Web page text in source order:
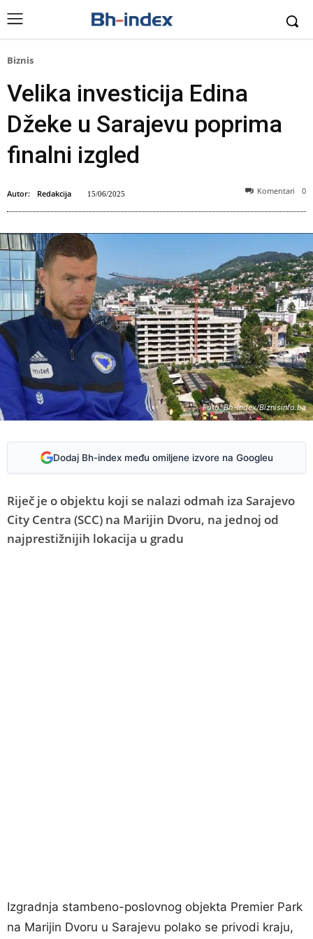
Biznis
Velika investicija Edina
Džeke u Sarajevu poprima
finalni izgled
Autor: Redakcija 15/06/2025 Komentari 0
Foto: Bh-index/Biznisinfo.ba
Dodaj Bh-index među omiljene izvore na Googleu
Riječ je o objektu koji se nalazi odmah iza Sarajevo
City Centra (SCC) na Marijin Dvoru, na jednoj od
najprestižnijih lokacija u gradu
Izgradnja stambeno-poslovnog objekta Premier Park
na Marijin Dvoru u Sarajevu polako se privodi kraju,